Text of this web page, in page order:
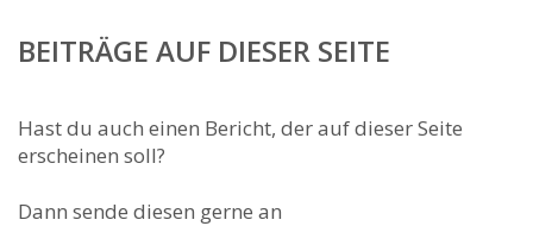
BEITRÄGE AUF DIESER SEITE
Hast du auch einen Bericht, der auf dieser Seite
erscheinen soll?
Dann sende diesen gerne an